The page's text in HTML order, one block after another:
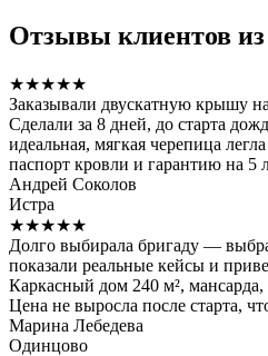
Отзывы клиентов
★★★★★
Заказывали двускатную крышу
Сделали за 8 дней, до старта
идеальная, мягкая черепица
паспорт кровли и гарантию на
Андрей Соколов
Истра
★★★★★
Долго выбирала бригаду —
показали реальные кейсы и
Каркасный дом 240 м²,
Цена не выросла после старта,
Марина Лебедева
Одинцово